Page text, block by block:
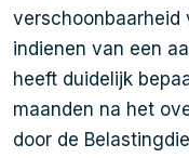
verschoonbaarheid
indienen van een
heeft duidelijk
maanden na het
door de